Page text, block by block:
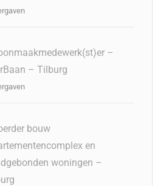
–
– Tilburg
bouw
en
woningen –